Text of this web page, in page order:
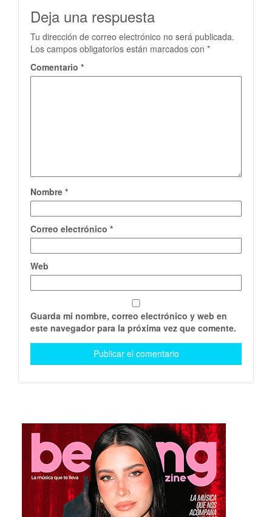
Deja una respuesta
Tu dirección de correo electrónico no será publicada.
Los campos obligatorios están marcados con *
Comentario *
Nombre *
Correo electrónico *
Web
Guarda mi nombre, correo electrónico y web en
este navegador para la próxima vez que comente.